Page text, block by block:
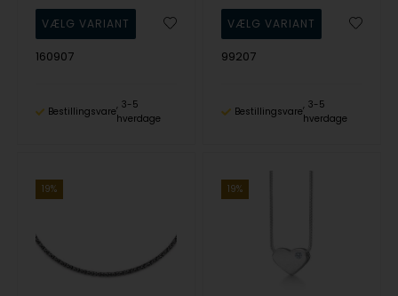
160907
Bestillingsvare
3-5
hverdage
99207
Bestillingsvare
3-5
hverdage
19% 19%